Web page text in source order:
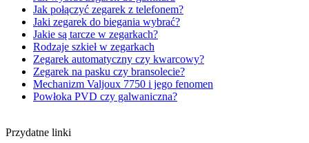
Jak połączyć zegarek z telefonem?
Jaki zegarek do biegania wybrać?
Jakie są tarcze w zegarkach?
Rodzaje szkieł w zegarkach
Zegarek automatyczny czy kwarcowy?
Zegarek na pasku czy bransolecie?
Mechanizm Valjoux 7750 i jego fenomen
Powłoka PVD czy galwaniczna?
Przydatne linki